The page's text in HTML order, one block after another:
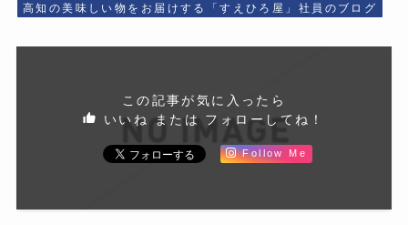
高知の美味しい物をお届けする「すえひろ屋」社員のブログ
この記事が気に入ったら
いいね または フォローしてね！
Follow Me